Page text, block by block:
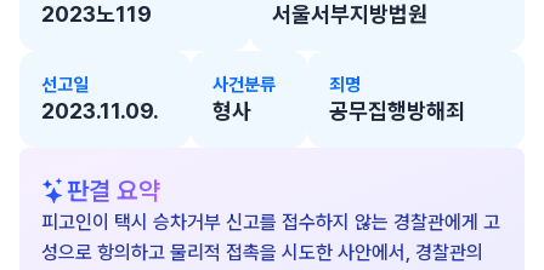
2023노119 서울서부지방법원
선고일
2023.11.09.
사건분류
형사
죄명
공무집행방해죄
판결 요약
피고인이 택시 승차거부 신고를 접수하지 않는 경찰관에게 고
성으로 항의하고 물리적 접촉을 시도한 사안에서, 경찰관의